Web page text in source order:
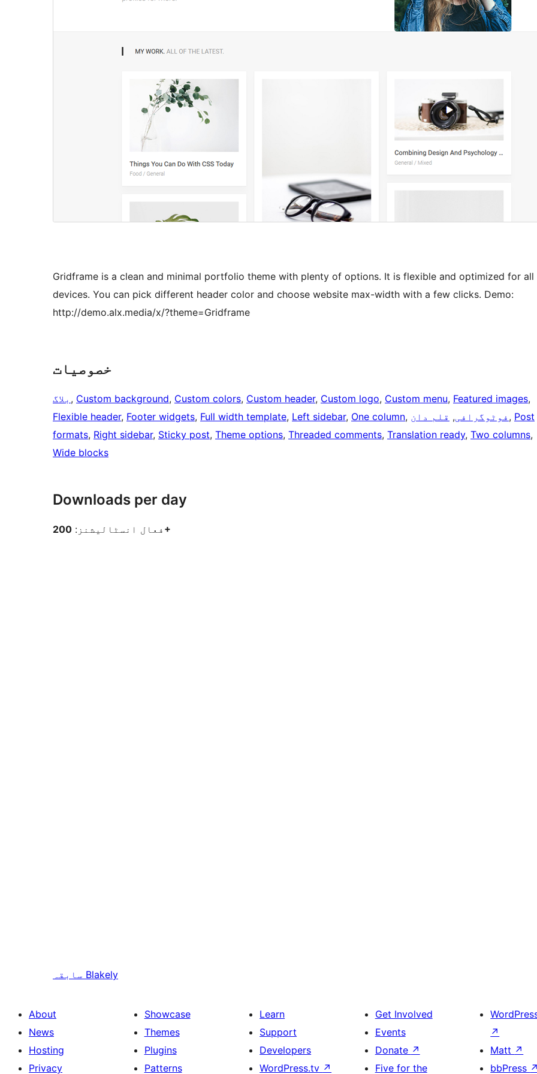
Gridframe is a clean and minimal portfolio theme with plenty of options. It is flexible and optimized for all
devices. You can pick different header color and choose website max-width with a few clicks. Demo:
http://demo.alx.media/x/?theme=Gridframe
خصوصیات
بلاگ , Custom background, Custom colors, Custom header, Custom logo, Custom menu, Featured images
Flexible header, Footer widgets, Full width template, Left sidebar, One column, فوٹوگرافی, قلم دان , Post
formats, Right sidebar, Sticky post, Theme options, Threaded comments, Translation ready, Two columns
Wide blocks
Downloads per day
فعال انسٹالیشنز: 200+
سابقہ Blakely
About
News
Hosting
Privacy
Showcase
Themes
Plugins
Patterns
Learn
Support
Developers
WordPress.tv ↗
Get Involved
Events
Donate ↗
Five for the
↗
Matt ↗
bbPress ↗